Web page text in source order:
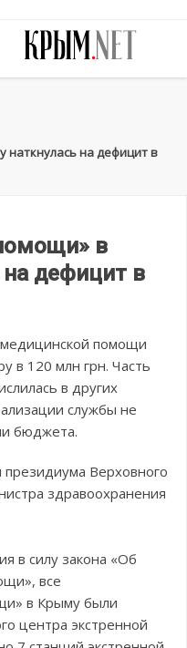
на дефицит в
в
дефицит в
помощи
в 120 млн грн. Часть
в других
службы не
бюджета.
Верховного
здравоохранения
в силу закона «Об
все
в Крыму были
центра экстренной